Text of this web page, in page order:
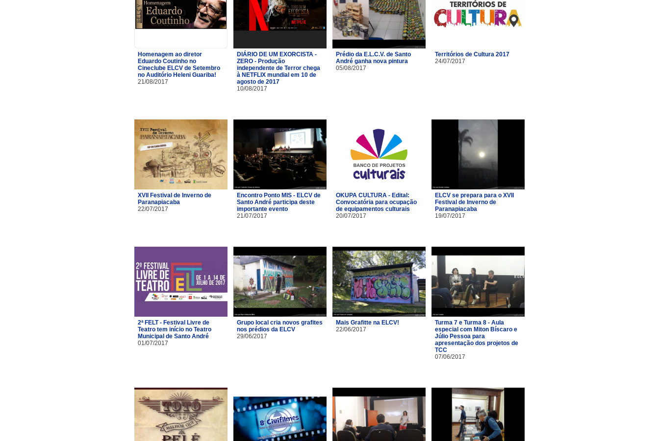
Homenagem ao diretor
Eduardo Coutinho no
Cineclube ELCV de Setembro
no Auditório Heleni Guariba!
21/08/2017
DIÁRIO DE UM EXORCISTA -
ZERO - Produção
independente de Terror chega
à NETFLIX mundial em 10 de
agosto de 2017
10/08/2017
Prédio da E.L.C.V. de Santo
André ganha nova pintura
05/08/2017
Territórios de Cultura 2017
24/07/2017
XVII Festival de Inverno de
Paranapiacaba
22/07/2017
Encontro Ponto MIS - ELCV de
Santo André participa deste
importante evento
21/07/2017
OKUPA CULTURA - Edital:
Convocatória para ocupação
de equipamentos culturais
20/07/2017
ELCV se prepara para o XVII
Festival de Inverno de
Paranapiacaba
19/07/2017
2ª FELT - Festival Livre de
Teatro tem início no Teatro
Municipal de Santo André
01/07/2017
Grupo local cria novos grafites
nos prédios da ELCV
29/06/2017
Mais Grafitte na ELCV!
22/06/2017
Turma 7 e Turma 8 - Aula
especial com Miton Bíscaro e
Júlio Pessoa para
apresentação dos projetos de
TCC
07/06/2017